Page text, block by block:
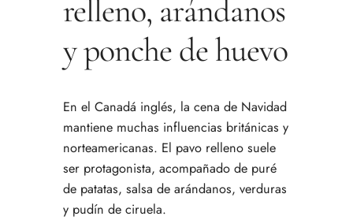
relleno, arándanos
y ponche de huevo
En el Canadá inglés, la cena de Navidad
mantiene muchas influencias británicas y
norteamericanas. El pavo relleno suele
ser protagonista, acompañado de puré
de patatas, salsa de arándanos, verduras
y pudín de ciruela.